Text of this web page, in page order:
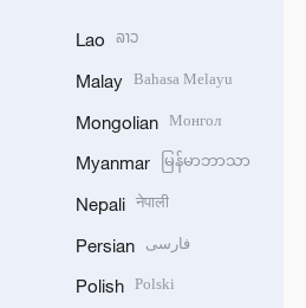
Lao ລາວ
Malay Bahasa Melayu
Mongolian Монгол
Myanmar မြန်မာဘာသာ
Nepali नेपाली
Persian فارسی
Polish Polski